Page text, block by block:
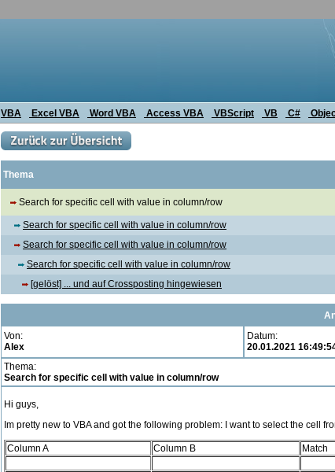
VBA Excel VBA Word VBA Access VBA VBScript VB C#
Thema
Search for specific cell with value in column/row
Search for specific cell with value in column/row
Search for specific cell with value in column/row
Search for specific cell with value in column/row
[gelöst] ... und auf Crossposting hingewiesen
Von:
Alex
Datum:
20.01.2021
Thema:
Search for specific cell with value in column/row
Hi guys,
Im pretty new to VBA and got the following problem: I want to select the cell
Column A Column B Match